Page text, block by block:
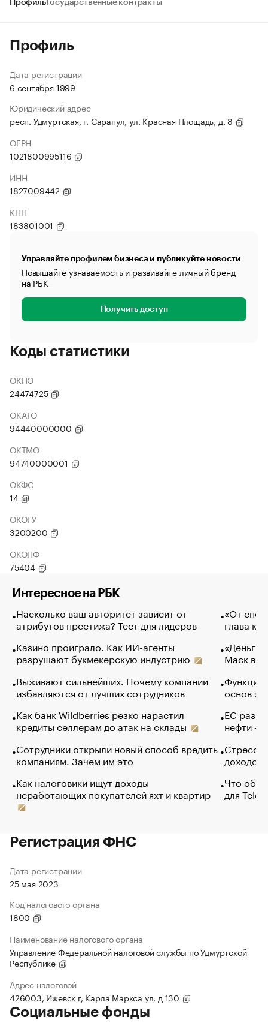
ПрофильГосударственные контракты
Профиль
Дата регистрации
6 сентября 1999
Юридический адрес
респ. Удмуртская, г. Сарапул, ул. Красная Площадь, д. 8
ОГРН
1021800995116
ИНН
1827009442
КПП
183801001
Управляйте профилем бизнеса и публикуйте новости
Повышайте узнаваемость и развивайте личный бренд
на РБК
Получить доступ
Коды статистики
ОКПО
24474725
ОКАТО
94440000000
ОКТМО
94740000001
ОКФС
14
ОКОГУ
3200200
ОКОПФ
75404
Интересное на РБК
Насколько ваш авторитет зависит от
атрибутов престижа? Тест для лидеров
Казино проиграло. Как ИИ-агенты
разрушают букмекерскую индустрию
Выживают сильнейших. Почему компании
избавляются от лучших сотрудников
Как банк Wildberries резко нарастил
кредиты селлерам до атак на склады
Сотрудники открыли новый способ вредить
компаниям. Зачем им это
Как налоговики ищут доходы
неработающих покупателей яхт и квартир
«От
глава
«Деньги
Маск в
Функции
основ
ЕС
нефти —
Стресс
доходов
Что
для
Регистрация ФНС
Дата регистрации
25 мая 2023
Код налогового органа
1800
Наименование налогового органа
Управление Федеральной налоговой службы по Удмуртской
Республике
Адрес налоговой
426003, Ижевск г, Карла Маркса ул, д 130
Социальные фонды